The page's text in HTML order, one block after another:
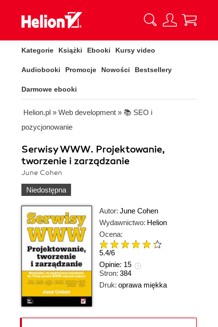
Kategorie Książki Ebooki Kursy video
Audiobooki Promocje Nowości Bestsellery
Darmowe ebooki
Helion.pl » Web development » 📚 SEO i
pozycjonowanie
Serwisy WWW. Projektowanie,
tworzenie i zarządzanie
June Cohen
Niedostępna
Autor: June Cohen
Wydawnictwo: Helion
Ocena:
5.4/6
Opinie: 15
Stron: 384
Druk: oprawa miękka